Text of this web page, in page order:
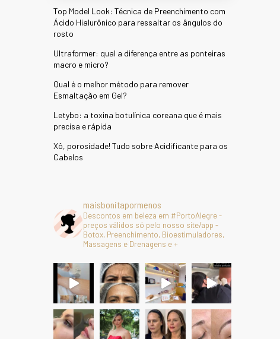
Top Model Look: Técnica de Preenchimento com
Ácido Hialurônico para ressaltar os ângulos do
rosto
Ultraformer: qual a diferença entre as ponteiras
macro e micro?
Qual é o melhor método para remover
Esmaltação em Gel?
Letybo: a toxina botulínica coreana que é mais
precisa e rápida
Xô, porosidade! Tudo sobre Acidificante para os
Cabelos
maisbonitapormenos
Descontos em beleza em #PortoAlegre -
preços válidos só pelo nosso site/app -
Botox, Preenchimento, Bioestimuladores,
Massagens e Drenagens e +